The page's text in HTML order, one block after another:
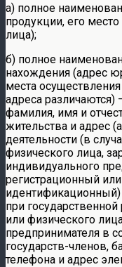
а) полное
продукции, его
лица);
б) полное
нахождения (адрес
места
адреса
фамилия, имя и
жительства и адрес
деятельности (в
физического лица,
индивидуального
регистрационный
при
или физического
предпринимателя в
государств-членов,
телефона и адрес